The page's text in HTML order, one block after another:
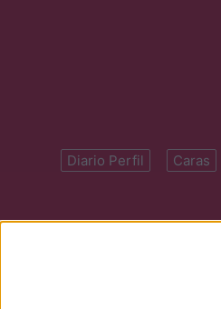
Diario Perfil Caras